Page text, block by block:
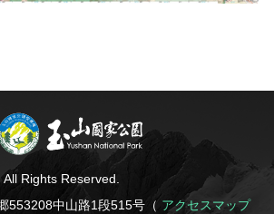
Rights Reserved.
553208中山路1段515号（ アクセスマップ